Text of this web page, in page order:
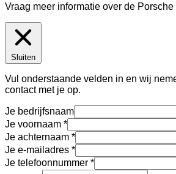
Vraag meer informatie over de
Sluiten
Vul onderstaande velden in en wij
contact met je op.
Je bedrijfsnaam
Je voornaam
Je achternaam
Je e-mailadres
Je telefoonnummer